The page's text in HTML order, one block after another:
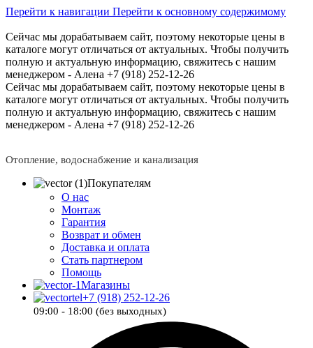
Перейти к навигации Перейти к основному содержимому
Сейчас мы дорабатываем сайт, поэтому некоторые цены в
каталоге могут отличаться от актуальных. Чтобы получить
полную и актуальную информацию, свяжитесь с нашим
менеджером - Алена +7 (918) 252-12-26
Сейчас мы дорабатываем сайт, поэтому некоторые цены в
каталоге могут отличаться от актуальных. Чтобы получить
полную и актуальную информацию, свяжитесь с нашим
менеджером - Алена +7 (918) 252-12-26
Отопление, водоснабжение и канализация
Покупателям
О нас
Монтаж
Гарантия
Возврат и обмен
Доставка и оплата
Стать партнером
Помощь
Магазины
+7 (918) 252-12-26
09:00 - 18:00 (без выходных)